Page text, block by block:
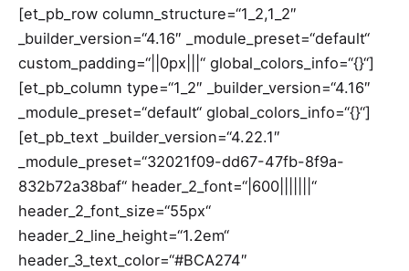
[et_pb_row column_structure=“1_2,1_2″
_builder_version=“4.16″ _module_preset=“default“
custom_padding=“||0px|||“ global_colors_info=“{}“]
[et_pb_column type=“1_2″ _builder_version=“4.16″
_module_preset=“default“ global_colors_info=“{}“]
[et_pb_text _builder_version=“4.22.1″
_module_preset=“32021f09-dd67-47fb-8f9a-
832b72a38baf“ header_2_font=“|600|||||||“
header_2_font_size=“55px“
header_2_line_height=“1.2em“
header_3_text_color=“#BCA274″